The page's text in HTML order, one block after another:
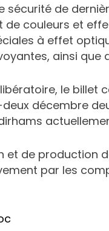
sécurité de
couleurs et
à effet
ainsi que
le
décembre
et de production
par les